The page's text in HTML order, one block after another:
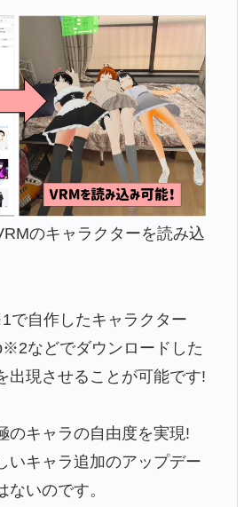
のキャラクターを読み込
で自作したキャラクター
などでダウンロードした
出現させることが可能です!
のキャラの自由度を実現!
いキャラ追加のアップデー
ないのです。